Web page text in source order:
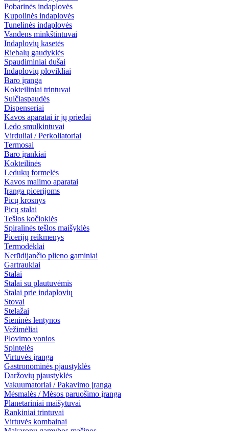
Pobarinės indaplovės
Kupolinės indaplovės
Tunelinės indaplovės
Vandens minkštintuvai
Indaplovių kasetės
Riebalų gaudyklės
Spaudiminiai dušai
Indaplovių plovikliai
Baro įranga
Kokteiliniai trintuvai
Sulčiaspaudės
Dispenseriai
Kavos aparatai ir jų priedai
Ledo smulkintuvai
Virduliai / Perkoliatoriai
Termosai
Baro įrankiai
Kokteilinės
Ledukų formelės
Kavos malimo aparatai
Įranga picerijoms
Picų krosnys
Picų stalai
Tešlos kočioklės
Spiralinės tešlos maišyklės
Picerijų reikmenys
Termodėklai
Nerūdijančio plieno gaminiai
Gartraukiai
Stalai
Stalai su plautuvėmis
Stalai prie indaplovių
Stovai
Stelažai
Sieninės lentynos
Vežimėliai
Plovimo vonios
Spintelės
Virtuvės įranga
Gastronominės pjaustyklės
Daržovių pjaustyklės
Vakuumatoriai / Pakavimo įranga
Mėsmalės / Mėsos paruošimo įranga
Planetariniai maišytuvai
Rankiniai trintuvai
Virtuvės kombainai